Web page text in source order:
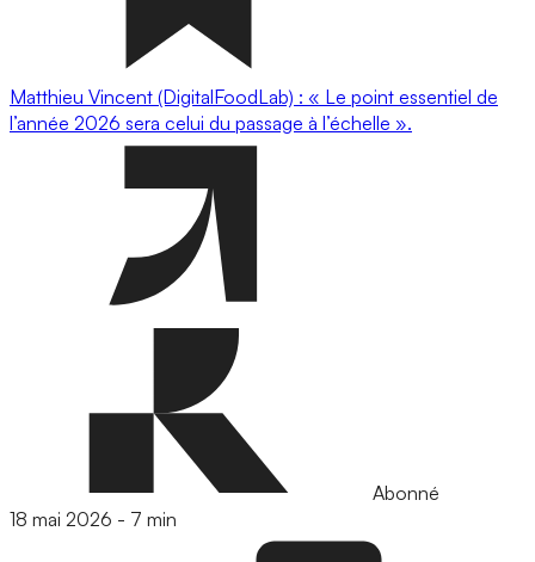
Matthieu Vincent (DigitalFoodLab) : « Le point essentiel de
l’année 2026 sera celui du passage à l’échelle ».
Abonné
18 mai 2026 - 7 min